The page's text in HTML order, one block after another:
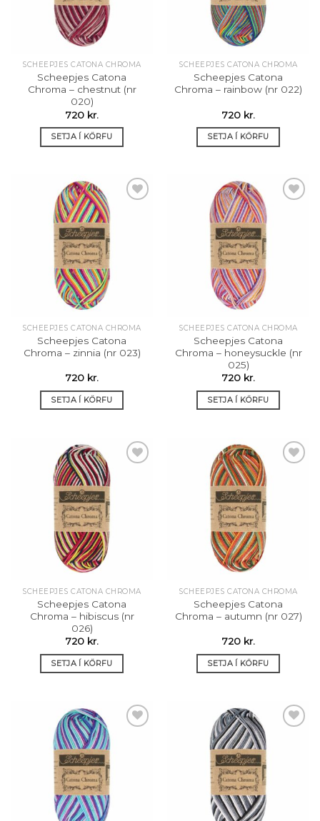
SCHEEPJES CATONA CHROMA
Scheepjes Catona
Chroma – chestnut (nr
020)
720 kr.
SETJA Í KÖRFU
SCHEEPJES CATONA CHROMA
Scheepjes Catona
Chroma – rainbow (nr 022)
720 kr.
SETJA Í KÖRFU
SCHEEPJES CATONA CHROMA
Scheepjes Catona
Chroma – zinnia (nr 023)
720 kr.
SETJA Í KÖRFU
SCHEEPJES CATONA CHROMA
Scheepjes Catona
Chroma – honeysuckle (nr
025)
720 kr.
SETJA Í KÖRFU
SCHEEPJES CATONA CHROMA
Scheepjes Catona
Chroma – hibiscus (nr
026)
720 kr.
SETJA Í KÖRFU
SCHEEPJES CATONA CHROMA
Scheepjes Catona
Chroma – autumn (nr 027)
720 kr.
SETJA Í KÖRFU